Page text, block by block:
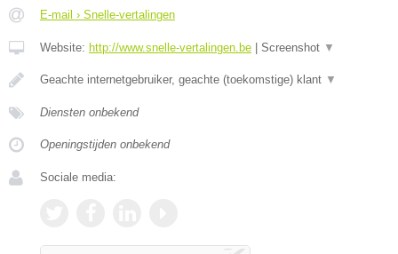
E-mail › Snelle-vertalingen
Website: http://www.snelle-vertalingen.be Screenshot ▼
Geachte internetgebruiker, geachte (toekomstige) klant ▼
Diensten onbekend
Openingstijden onbekend
Sociale media: